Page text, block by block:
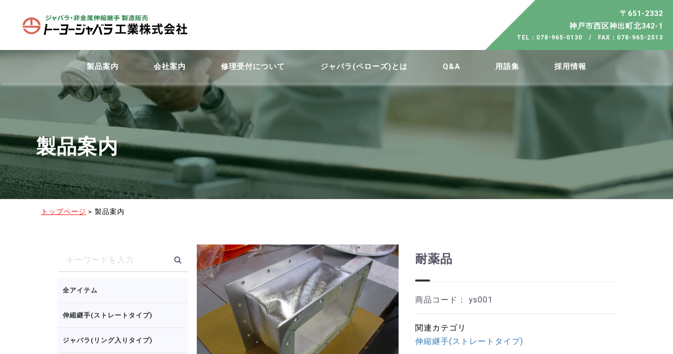
〒651-2332
神戸市西区神出町北342-1
TEL：078-965-0130 / FAX：078-965-2513
製品案内 会社案内 修理受付について ジャバラ(ベローズ)とは Q&A 用語集 採用情報
製品案内
トップページ > 製品案内
全アイテム
伸縮継手(ストレートタイプ)
ジャバラ(リング入りタイプ)
耐薬品
商品コード： ys001
関連カテゴリ
伸縮継手(ストレートタイプ)